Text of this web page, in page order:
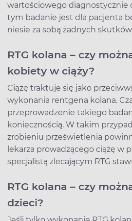
wartościowego diagnostycznie
tym badanie jest dla pacjenta
niesie za sobą żadnych
RTG kolana – czy
kobiety w ciąży?
Ciążę traktuje się jako
wykonania rentgena kolana.
przeprowadzenie takiego
koniecznością. W takim
zrobieniu prześwietlenia
lekarza prowadzącego ciążę w
specjalistą zlecającym RTG
RTG kolana – czy
dzieci?